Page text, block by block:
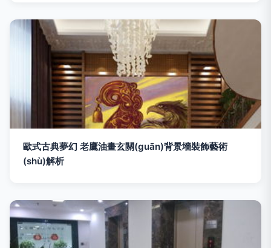
歐式古典夢幻 老鷹油畫玄關(guān)背景墻裝飾藝術
(shù)解析